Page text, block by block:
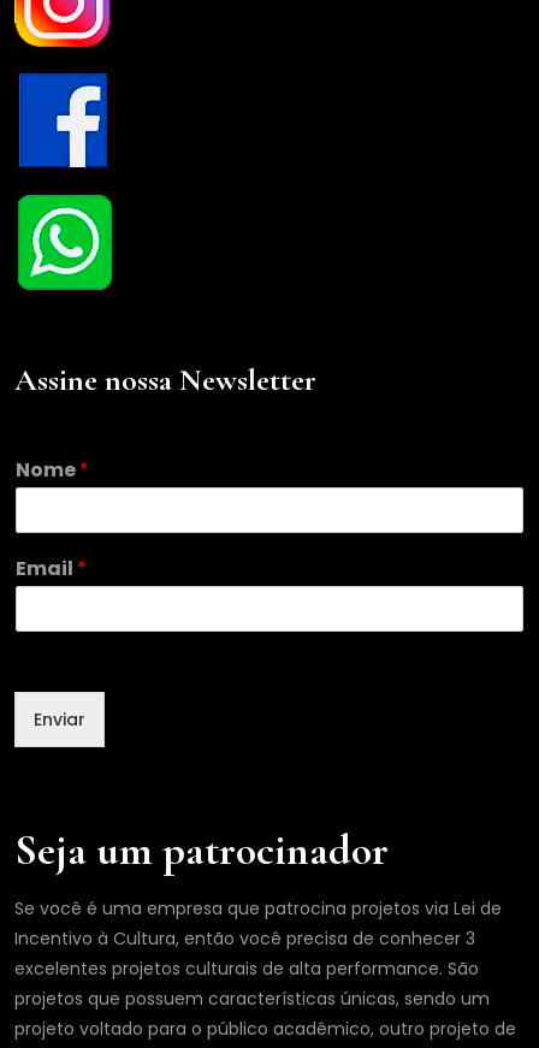
Assine nossa Newsletter
Nome*
E
m
i
N
m
Email *
Enviar
Seja um patrocinador
Se você é uma empresa que patrocina projetos via Lei de
Incentivo à Cultura, então você precisa de conhecer 3
excelentes projetos culturais de alta performance. São
projetos que possuem características únicas, sendo um
projeto voltado para o público acadêmico, outro projeto de